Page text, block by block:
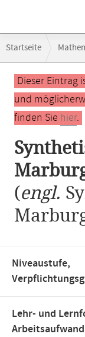
Navigation
Startseite
Hauptinhalt
Dieser Eintrag
und
finden Sie hier.
(engl.
Niveaustufe,
Lehr- und
Arbeitsaufwand